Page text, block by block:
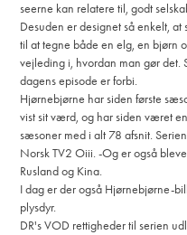
seerne kan relatere til, godt
Desuden er designet så enkelt,
til at tegne både en elg, en bjørn
vejleding i, hvordan man gør det.
dagens episode er forbi.
Hjørnebjørne har siden første
vist sit værd, og har siden været
sæsoner med i alt 78 afsnit.
Norsk TV2 Oiii. -Og er også
Rusland og Kina.
I dag er der også Hjørnebjørne-
plysdyr.
DR's VOD rettigheder til serien